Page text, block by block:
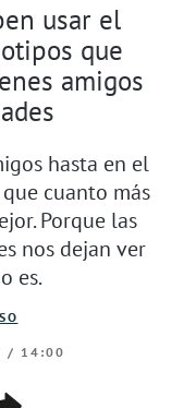
usar el
que
amigos
hasta en el
cuanto más
Porque las
nos dejan ver
es.
/ 14:00